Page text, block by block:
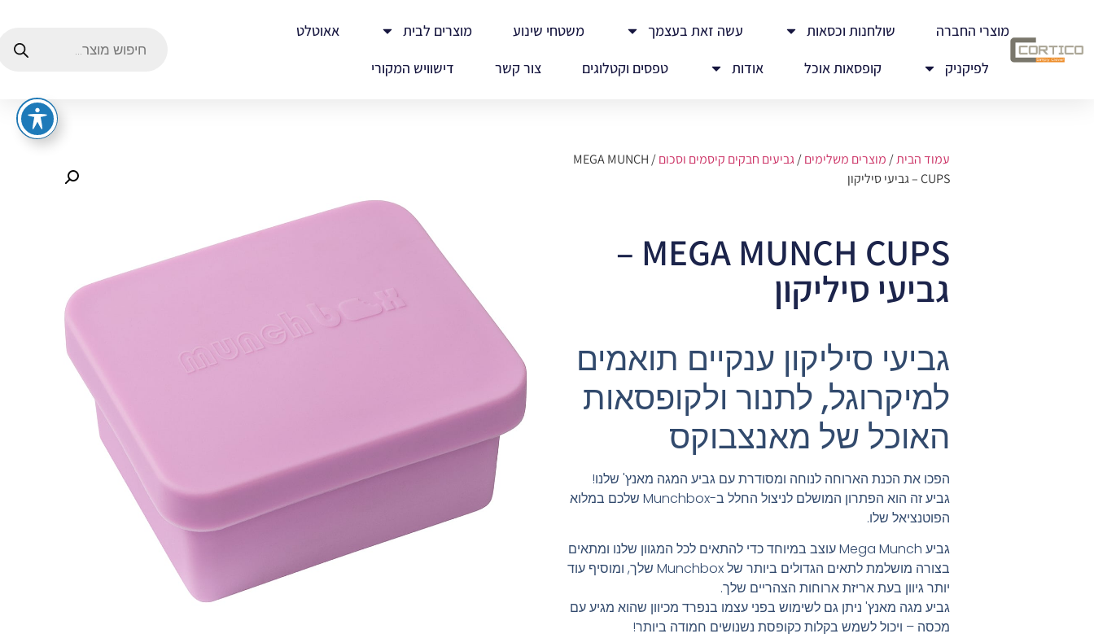
מוצרי החברה שולחנות וכסאות עשה זאת בעצמך משטחי שינוע מוצרים לבית
אאוטלט
לפיקניק
קופסאות אוכל אודות טפסים וקטלוגים צור קשר דישוויש המקורי
עמוד הבית/ מוצרים משלימים/גביעים חבקים קיסמים וסכום
/ MEGA MUNCH
CUPS – גביעי סיליקון
MEGA MUNCH CUPS –
גביעי סיליקון
גביעי סיליקון ענקיים תואמים
למיקרוגל, לתנור ולקופסאות
האוכל של מאנצבוקס
הפכו את הכנת הארוחה לנוחה ומסודרת עם גביע המגה מאנץ' שלנו!
גביע זה הוא הפתרון המושלם לניצול החלל ב-Munchbox שלכם במלוא
הפוטנציאל שלו.
גביע Mega Munch עוצב במיוחד כדי להתאים לכל המגוון שלנו ומתאים
בצורה מושלמת לתאים הגדולים ביותר של Munchbox שלך, ומוסיף עוד
יותר גיוון בעת ​​אריזת ארוחות הצהריים שלך.
גביע מגה מאנץ' ניתן גם לשימוש בפני עצמו בנפרד מכיוון שהוא מגיע עם
מכסה – ויכול לשמש בקלות כקופסת נשנושים חמודה ביותר!